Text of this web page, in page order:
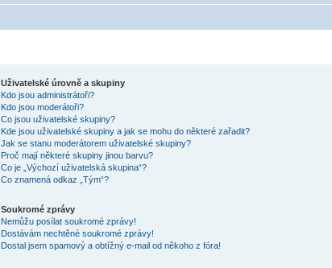
Uživatelské úrovně a skupiny
Kdo jsou administrátoři?
Kdo jsou moderátoři?
Co jsou uživatelské skupiny?
Kde jsou uživatelské skupiny a jak se mohu do některé zařadit?
Jak se stanu moderátorem uživatelské skupiny?
Proč mají některé skupiny jinou barvu?
Co je „Výchozí uživatelská skupina“?
Co znamená odkaz „Tým“?
Soukromé zprávy
Nemůžu posílat soukromé zprávy!
Dostávám nechtěné soukromé zprávy!
Dostal jsem spamový a obtížný e-mail od někoho z fóra!